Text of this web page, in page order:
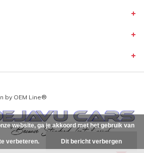
by OEM Line®
website, ga je akkoord met het gebruik van
verbeteren. Dit bericht verbergen